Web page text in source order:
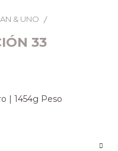
& UNO
33
| 1454g Peso